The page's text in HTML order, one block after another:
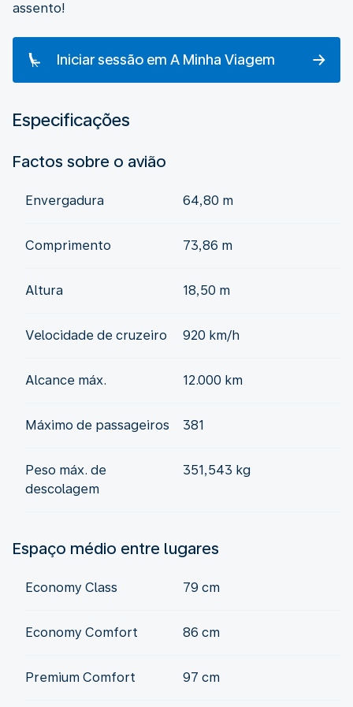
assento!
Iniciar sessão em A Minha Viagem
Especificações
Factos sobre o avião
Envergadura 64,80 m
Comprimento 73,86 m
Altura 18,50 m
Velocidade de cruzeiro 920 km/h
Alcance máx. 12.000 km
Máximo de passageiros 381
Peso máx. de
descolagem
351,543 kg
Espaço médio entre lugares
Economy Class 79 cm
Economy Comfort 86 cm
Premium Comfort 97 cm